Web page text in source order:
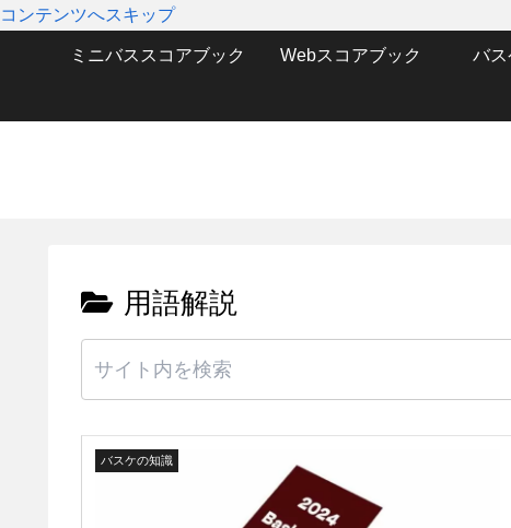
コンテンツへスキップ
ミニバススコアブック Webスコアブック バス
用語解説
バスケの知識